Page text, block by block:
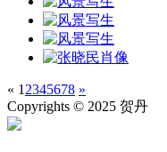
« 1 2345678 »
Copyrights © 2025 贺丹